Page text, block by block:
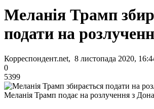
Меланія Трамп
подати на
Корреспондент.net, 8 листопада 2020,
0
5399
Меланія Трамп подає на розлучення з